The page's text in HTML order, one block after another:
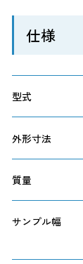
仕様
型式
外形寸法
質量
サンプル幅